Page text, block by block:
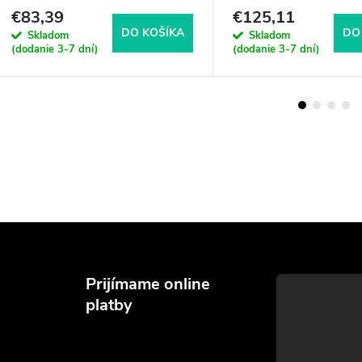
€83,39
Skladom
(dodanie 3-7 dní)
DO KOŠÍKA
€125,11
Skladom
(dodanie 3-7 dní)
Prijímame online
platby